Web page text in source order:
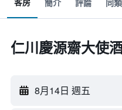
仁川慶源齋大使
8月14日 週五